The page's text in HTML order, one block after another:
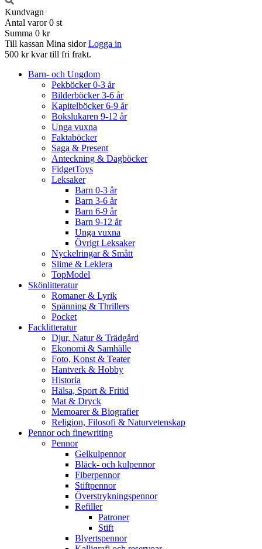
Kundvagn
Antal varor 0 st
Summa 0 kr
Till kassan Mina sidor Logga in
500 kr kvar till fri frakt.
Barn- och Ungdom
Pekböcker 0-3 år
Bilderböcker 3-6 år
Kapitelböcker 6-9 år
Bokslukaren 9-12 år
Unga vuxna
Faktaböcker
Saga & Present
Anteckning & Dagböcker
FidgetToys
Leksaker
Barn 0-3 år
Barn 3-6 år
Barn 6-9 år
Barn 9-12 år
Unga vuxna
Övrigt Leksaker
Nyckelringar & Smått
Slime & Leklera
TopModel
Skönlitteratur
Romaner & Lyrik
Spänning & Thrillers
Pocket
Facklitteratur
Djur, Natur & Trädgård
Ekonomi & Samhälle
Foto, Konst & Teater
Hantverk & Hobby
Historia
Hälsa, Sport & Fritid
Mat & Dryck
Memoarer & Biografier
Religion, Filosofi & Naturvetenskap
Pennor och finewriting
Pennor
Gelkulpennor
Bläck- och kulpennor
Fiberpennor
Stiftpennor
Överstrykningspennor
Refiller
Patroner
Stift
Blyertspennor